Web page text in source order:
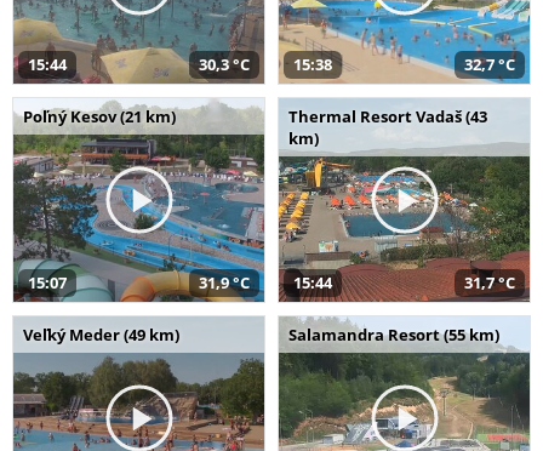
15:44 30,3 °C 15:38 32,7 °C
Poľný Kesov (21 km)
15:07 31,9 °C
Thermal Resort Vadaš (43
km)
15:44 31,7 °C
Veľký Meder (49 km) Salamandra Resort (55 km)